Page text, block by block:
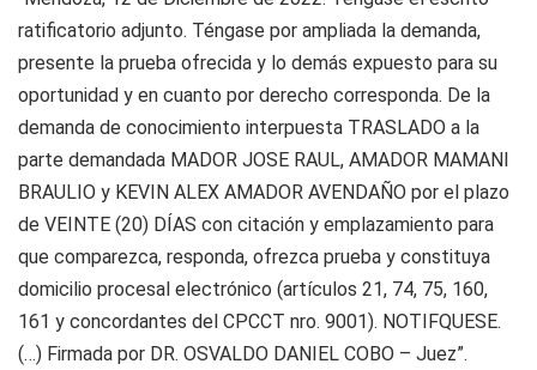
ratificatorio adjunto. Téngase por ampliada la demanda,
presente la prueba ofrecida y lo demás expuesto para su
oportunidad y en cuanto por derecho corresponda. De la
demanda de conocimiento interpuesta TRASLADO a la
parte demandada MADOR JOSE RAUL, AMADOR MAMANI
BRAULIO y KEVIN ALEX AMADOR AVENDAÑO por el plazo
de VEINTE (20) DÍAS con citación y emplazamiento para
que comparezca, responda, ofrezca prueba y constituya
domicilio procesal electrónico (artículos 21, 74, 75, 160,
161 y concordantes del CPCCT nro. 9001). NOTIFQUESE.
(…) Firmada por DR. OSVALDO DANIEL COBO – Juez”.